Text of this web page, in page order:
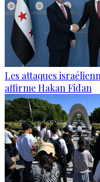
Les attaques
affirme Hakan Fidan